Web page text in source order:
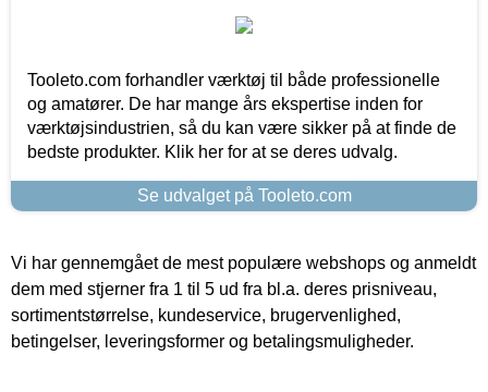
Tooleto.com forhandler værktøj til både professionelle
og amatører. De har mange års ekspertise inden for
værktøjsindustrien, så du kan være sikker på at finde de
bedste produkter. Klik her for at se deres udvalg.
Se udvalget på Tooleto.com
Vi har gennemgået de mest populære webshops og anmeldt
dem med stjerner fra 1 til 5 ud fra bl.a. deres prisniveau,
sortimentstørrelse, kundeservice, brugervenlighed,
betingelser, leveringsformer og betalingsmuligheder.